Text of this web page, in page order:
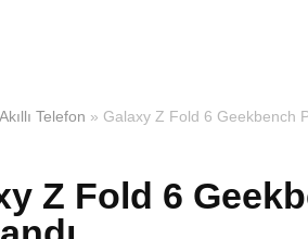
Akıllı Telefon » Galaxy Z Fold 6 Geekbench
Z Fold 6